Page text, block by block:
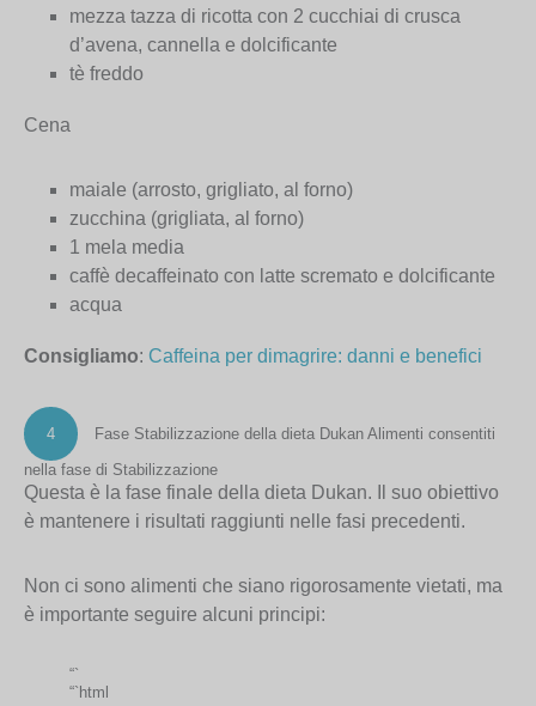
mezza tazza di ricotta con 2 cucchiai di crusca
d’avena, cannella e dolcificante
tè freddo
Cena
maiale (arrosto, grigliato, al forno)
zucchina (grigliata, al forno)
1 mela media
caffè decaffeinato con latte scremato e dolcificante
acqua
Consigliamo: Caffeina per dimagrire: danni e benefici
4 Fase Stabilizzazione della dieta Dukan Alimenti consentiti
nella fase di Stabilizzazione
Questa è la fase finale della dieta Dukan. Il suo obiettivo
è mantenere i risultati raggiunti nelle fasi precedenti.
Non ci sono alimenti che siano rigorosamente vietati, ma
è importante seguire alcuni principi:
“`
“`html